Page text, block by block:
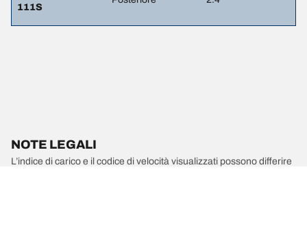
111S
NOTE LEGALI
L’indice di carico e il codice di velocità visualizzati possono differire